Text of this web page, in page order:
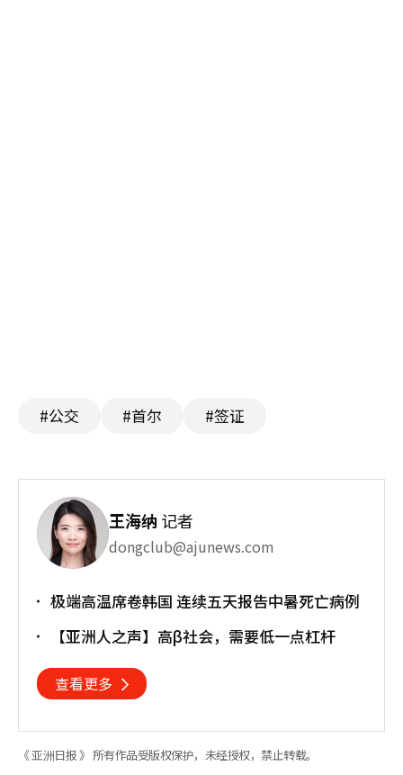
#公交 #首尔 #签证
王海纳 记者
dongclub@ajunews.com
极端高温席卷韩国 连续五天报告中暑死亡病例
【亚洲人之声】高β社会，需要低一点杠杆
查看更多
《 亚洲日报 》 所有作品受版权保护，未经授权，禁止转载。